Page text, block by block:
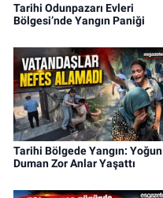
Tarihi Odunpazarı Evleri
Bölgesi’nde Yangın Paniği
Tarihi Bölgede Yangın: Yoğun
Duman Zor Anlar Yaşattı